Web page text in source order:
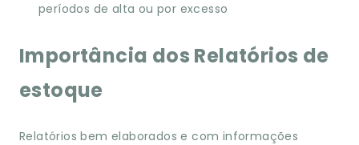
períodos de alta ou por excesso
Importância dos Relatórios de
estoque
Relatórios bem elaborados e com informações